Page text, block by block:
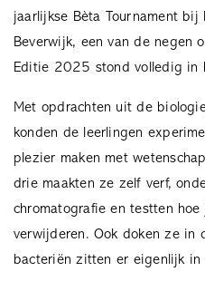
jaarlijkse Bèta Tournament bij
Beverwijk, een van de negen
Editie 2025 stond volledig in
Met opdrachten uit de
konden de leerlingen
plezier maken met
drie maakten ze zelf verf,
chromatografie en testten
verwijderen. Ook doken ze in
bacteriën zitten er eigenlijk in